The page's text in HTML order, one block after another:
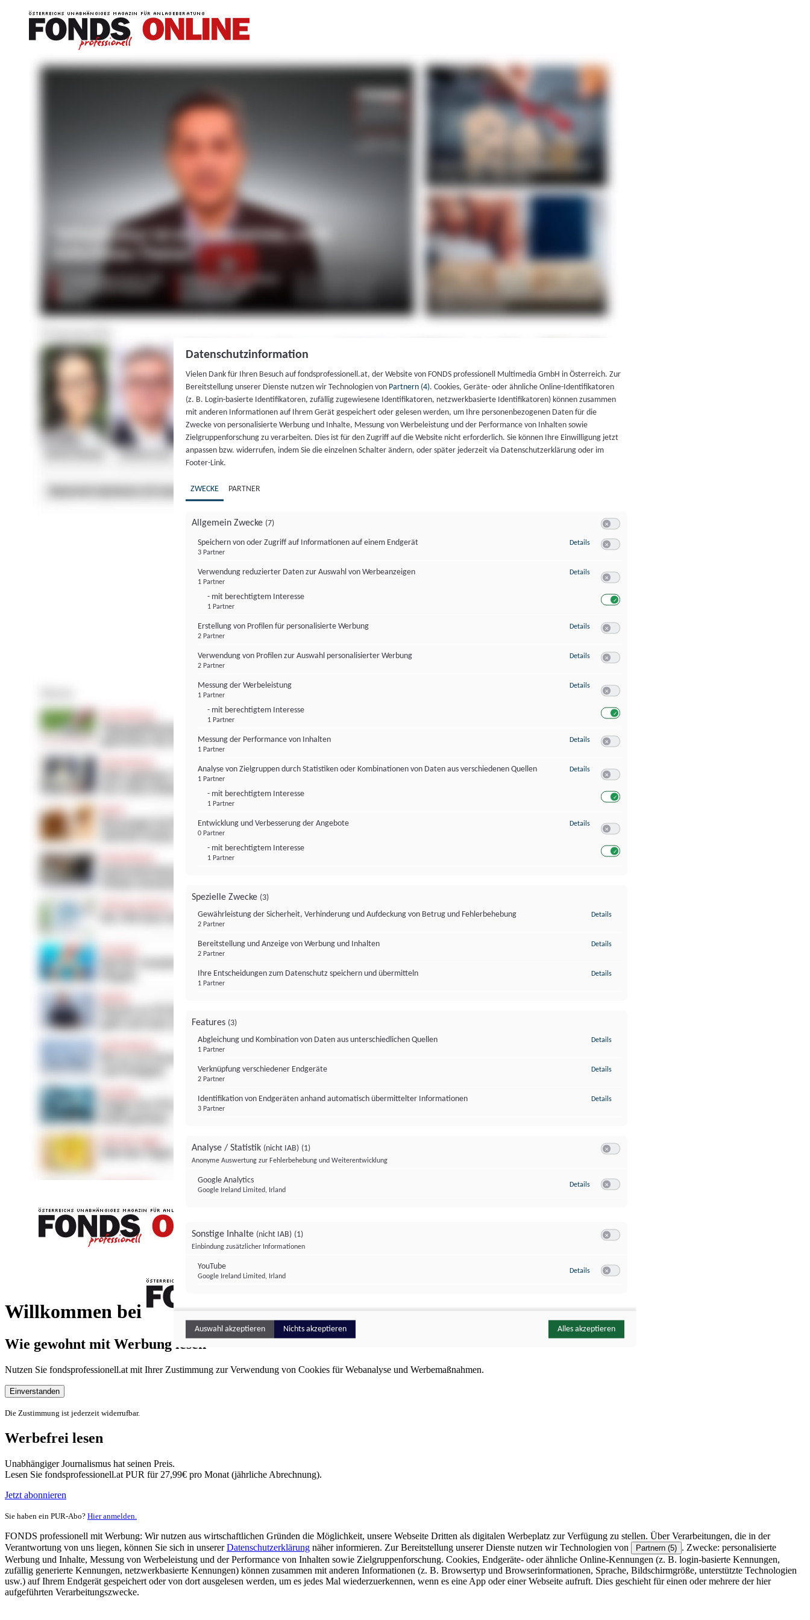
Willkommen bei
FONDS professionell
Wie gewohnt mit Werbung lesen
Nutzen Sie fondsprofessionell.at mit Ihrer Zustimmung zur Verwendung von Cookies für Webanalyse und Werbemaßnahmen.
Einverstanden
Die Zustimmung ist jederzeit widerrufbar.
Werbefrei lesen
Unabhängiger Journalismus hat seinen Preis.
Lesen Sie fondsprofessionell.at PUR für 27,99€ pro Monat (jährliche Abrechnung).
Jetzt abonnieren
Sie haben ein PUR-Abo? Hier anmelden.
FONDS professionell mit Werbung: Wir nutzen aus wirtschaftlichen Gründen die Möglichkeit, unsere Webseite Dritten als digitalen Werbeplatz zur Verfügung zu stellen. Über Verarbeitungen, die in der
Verantwortung von uns liegen, können Sie sich in unsererDatenschutzerklärung näher informieren. Zur Bereitstellung unserer Dienste nutzen wir Technologien von Partnern (5) . Zwecke: personalisierte
Werbung und Inhalte, Messung von Werbeleistung und der Performance von Inhalten sowie Zielgruppenforschung. Cookies, Endgeräte- oder ähnliche Online-Kennungen (z. B. login-basierte Kennungen,
zufällig generierte Kennungen, netzwerkbasierte Kennungen) können zusammen mit anderen Informationen (z. B. Browsertyp und Browserinformationen, Sprache, Bildschirmgröße, unterstützte Technologien
usw.) auf Ihrem Endgerät gespeichert oder von dort ausgelesen werden, um es jedes Mal wiederzuerkennen, wenn es eine App oder einer Webseite aufruft. Dies geschieht für einen oder mehrere der hier
aufgeführten Verarbeitungszwecke.
Datenschutzinformation
Vielen Dank für Ihren Besuch auf fondsprofessionell.at, der Website von FONDS professionell Multimedia GmbH in Österreich. Zur
Bereitstellung unserer Dienste nutzen wir Technologien von Partnern (4). Cookies, Geräte- oder ähnliche Online-Identifikatoren
(z. B. Login-basierte Identifikatoren, zufällig zugewiesene Identifikatoren, netzwerkbasierte Identifikatoren) können zusammen
mit anderen Informationen auf Ihrem Gerät gespeichert oder gelesen werden, um Ihre personenbezogenen Daten für die
Zwecke von personalisierte Werbung und Inhalte, Messung von Werbeleistung und der Performance von Inhalten sowie
Zielgruppenforschung zu verarbeiten. Dies ist für den Zugriff auf die Website nicht erforderlich. Sie können Ihre Einwilligung jetzt
anpassen bzw. widerrufen, indem Sie die einzelnen Schalter ändern, oder später jederzeit via Datenschutzerklärung oder im
Footer-Link.
ZWECKE PARTNER
Allgemein Zwecke (7)
Speichern von oder Zugriff auf Informationen auf einem Endgerät
3 Partner
Details zu Speichern von oder Zugriff auf Informationen auf einem Endgerät
Verwendung reduzierter Daten zur Auswahl von Werbeanzeigen
1 Partner
- mit berechtigtem Interesse
1 Partner
Details zu Verwendung reduzierter Daten zur Auswahl von Werbeanzeigen
Erstellung von Profilen für personalisierte Werbung
2 Partner
Details zu Erstellung von Profilen für personalisierte Werbung
Verwendung von Profilen zur Auswahl personalisierter Werbung
2 Partner
Details zu Verwendung von Profilen zur Auswahl personalisierter Werbung
Messung der Werbeleistung
1 Partner
- mit berechtigtem Interesse
1 Partner
Details zu Messung der Werbeleistung
Messung der Performance von Inhalten
1 Partner
Details zu Messung der Performance von Inhalten
Analyse von Zielgruppen durch Statistiken oder Kombinationen von Daten aus verschiedenen Quellen
1 Partner
- mit berechtigtem Interesse
1 Partner
Details zu Analyse von Zielgruppen durch Statistiken oder Kombinationen von
Entwicklung und Verbesserung der Angebote
0 Partner
- mit berechtigtem Interesse
1 Partner
Details zu Entwicklung und Verbesserung der Angebote
Spezielle Zwecke (3)
Gewährleistung der Sicherheit, Verhinderung und Aufdeckung von Betrug und Fehlerbehebung
2 Partner
Details
Bereitstellung und Anzeige von Werbung und Inhalten
2 Partner
Details
Ihre Entscheidungen zum Datenschutz speichern und übermitteln
1 Partner
Details
Features (3)
Abgleichung und Kombination von Daten aus unterschiedlichen Quellen
1 Partner
Details
Verknüpfung verschiedener Endgeräte
2 Partner
Details
Identifikation von Endgeräten anhand automatisch übermittelter Informationen
3 Partner
Details
Analyse / Statistik (nicht IAB) (1)
Anonyme Auswertung zur Fehlerbehebung und Weiterentwicklung
Google Analytics
Google Ireland Limited, Irland
Details zu Google Analytics
Sonstige Inhalte (nicht IAB) (1)
Einbindung zusätzlicher Informationen
YouTube
Google Ireland Limited, Irland
Details zu YouTube
Auswahl akzeptieren Nichts akzeptieren Alles akzeptieren